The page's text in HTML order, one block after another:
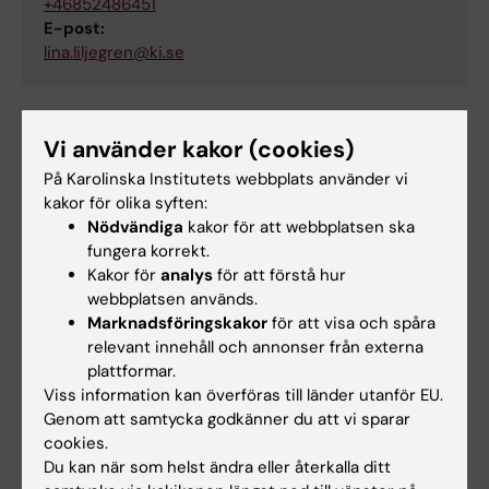
E-post:
lina.liljegren@ki.se
Tags
Campus och lokaler Lärare Student
Tentamensservice
Uppdaterad av:
Louise Grännsjö 2026-06-12
Innehållsgranskare:
Charlotta Cederberg
Vi använder kakor (cookies)
På Karolinska Institutets webbplats använder vi
kakor för olika syften:
Nödvändiga kakor för att webbplatsen ska
fungera korrekt.
Kakor för analys för att förstå hur
webbplatsen används.
Marknadsföringskakor för att visa och spåra
relevant innehåll och annonser från externa
plattformar.
Viss information kan överföras till länder utanför EU.
Genom att samtycka godkänner du att vi sparar
cookies.
Du kan när som helst ändra eller återkalla ditt